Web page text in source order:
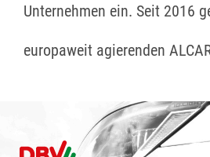
Unternehmen ein. Seit 2016
europaweit agierenden